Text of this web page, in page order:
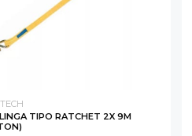
TIPO RATCHET 2X 9M